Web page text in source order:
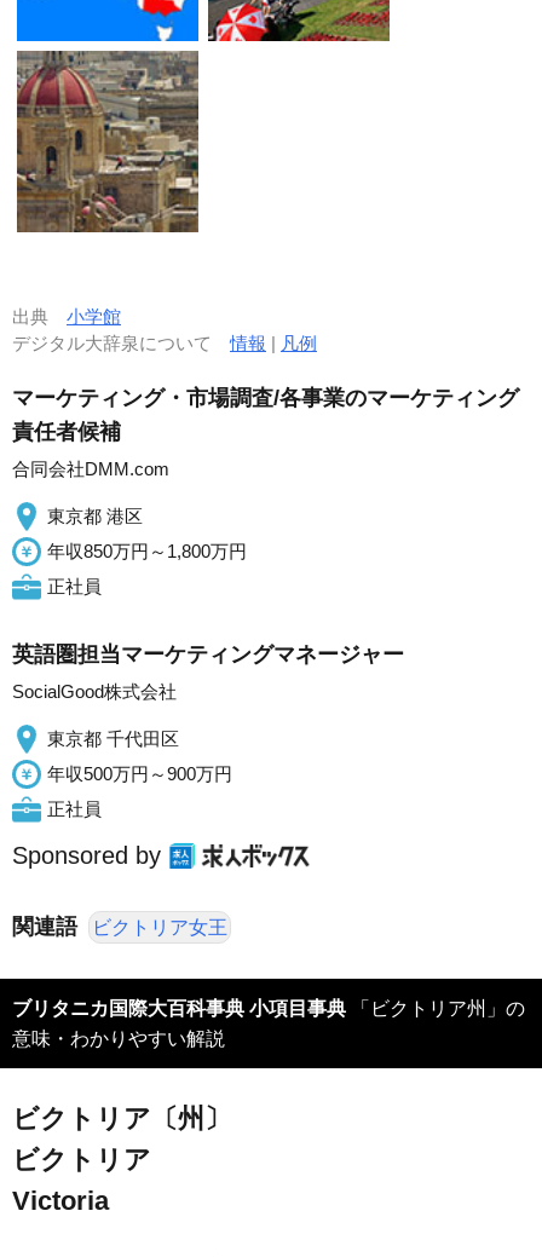
出典 小学館
デジタル大辞泉について情報 | 凡例
マーケティング・市場調査/各事業のマーケティング
責任者候補
合同会社DMM.com
東京都 港区
年収850万円～1,800万円
正社員
英語圏担当マーケティングマネージャー
SocialGood株式会社
東京都 千代田区
年収500万円～900万円
正社員
Sponsored by
関連語 ビクトリア女王
ブリタニカ国際大百科事典 小項目事典 「ビクトリア州」の
意味・わかりやすい解説
ビクトリア〔州〕
ビクトリア
Victoria